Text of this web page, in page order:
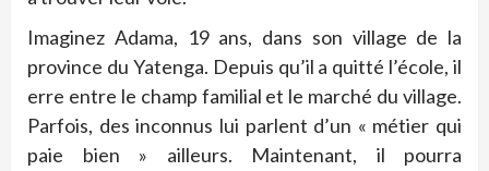
Imaginez Adama, 19 ans, dans son village de la
province du Yatenga. Depuis qu’il a quitté l’école, il
erre entre le champ familial et le marché du village.
Parfois, des inconnus lui parlent d’un « métier qui
paie bien » ailleurs. Maintenant, il pourra